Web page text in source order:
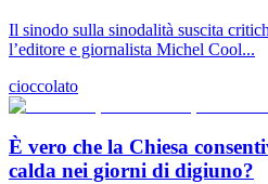
Il sinodo sulla sinodalità suscita
l’editore e giornalista Michel Cool...
cioccolato
È vero che la Chiesa
calda nei giorni di digiuno?